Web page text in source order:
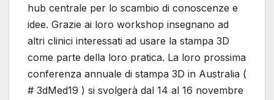
hub centrale per lo scambio di conoscenze e
idee. Grazie ai loro workshop insegnano ad
altri clinici interessati ad usare la stampa 3D
come parte della loro pratica. La loro prossima
conferenza annuale di stampa 3D in Australia (
# 3dMed19 ) si svolgerà dal 14 al 16 novembre